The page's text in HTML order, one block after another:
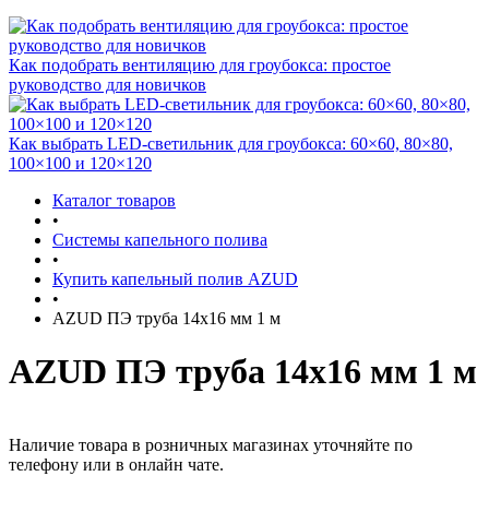
Как подобрать вентиляцию для гроубокса: простое
руководство для новичков
Как выбрать LED-светильник для гроубокса: 60×60, 80×80,
100×100 и 120×120
Каталог товаров
•
Системы капельного полива
•
Купить капельный полив AZUD
•
AZUD ПЭ труба 14х16 мм 1 м
AZUD ПЭ труба 14х16 мм 1 м
Наличие товара в розничных магазинах уточняйте по
телефону или в онлайн чате.